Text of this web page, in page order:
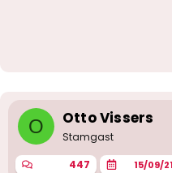
masseren
O Otto Vissers
Stamgast
447 15/09/21